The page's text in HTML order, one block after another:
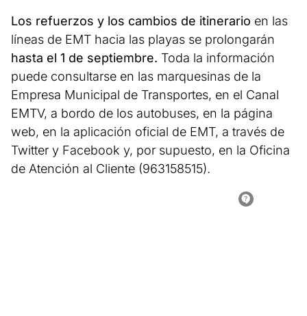
Los refuerzos y los cambios de itinerario en las
líneas de EMT hacia las playas se prolongarán
hasta el 1 de septiembre. Toda la información
puede consultarse en las marquesinas de la
Empresa Municipal de Transportes, en el Canal
EMTV, a bordo de los autobuses, en la página
web, en la aplicación oficial de EMT, a través de
Twitter y Facebook y, por supuesto, en la Oficina
de Atención al Cliente (963158515).